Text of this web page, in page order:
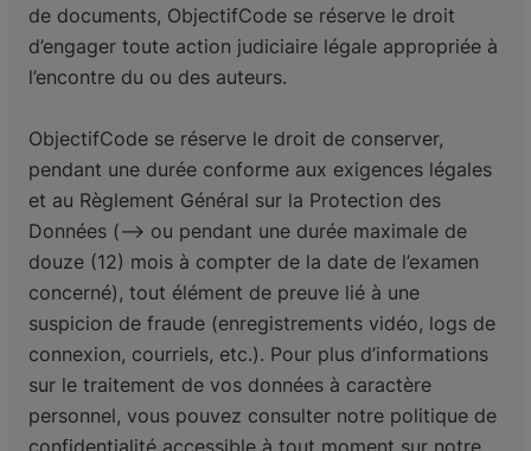
de documents, ObjectifCode se réserve le droit
d’engager toute action judiciaire légale appropriée à
l’encontre du ou des auteurs.
ObjectifCode se réserve le droit de conserver,
pendant une durée conforme aux exigences légales
et au Règlement Général sur la Protection des
Données (--> ou pendant une durée maximale de
douze (12) mois à compter de la date de l’examen
concerné), tout élément de preuve lié à une
suspicion de fraude (enregistrements vidéo, logs de
connexion, courriels, etc.). Pour plus d’informations
sur le traitement de vos données à caractère
personnel, vous pouvez consulter notre politique de
confidentialité accessible à tout moment sur notre